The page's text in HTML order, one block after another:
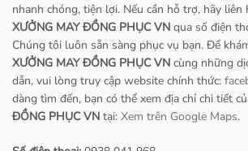
nhanh chóng, tiện lợi. Nếu cần hỗ trợ, hãy liên
XƯỞNG MAY ĐỒNG PHỤC VN qua số điện
Chúng tôi luôn sẵn sàng phục vụ bạn. Để
XƯỞNG MAY ĐỒNG PHỤC VN cùng những
dẫn, vui lòng truy cập website chính thức:
dàng tìm đến, bạn có thể xem địa chỉ chi tiết
ĐỒNG PHỤC VN tại: Xem trên Google Maps.